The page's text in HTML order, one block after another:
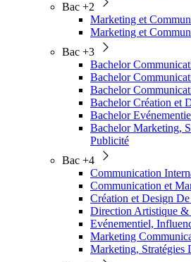
Bac +2
Marketing et
Marketing et
Bac +3
Bachelor
Bachelor
Bachelor
Bachelor Création et
Bachelor
Bachelor Marketing,
Publicité
Bac +4
Communication
Communication et
Création et Design
Direction Artistique &
Evénementiel,
Marketing
Marketing, Stratégies